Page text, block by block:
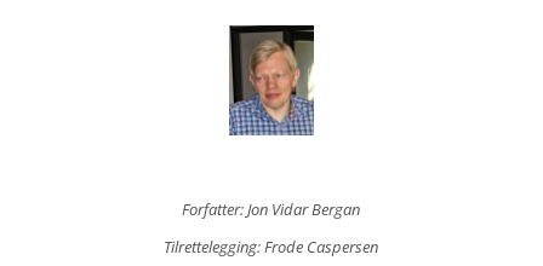
Forfatter: Jon Vidar Bergan
Tilrettelegging: Frode Caspersen